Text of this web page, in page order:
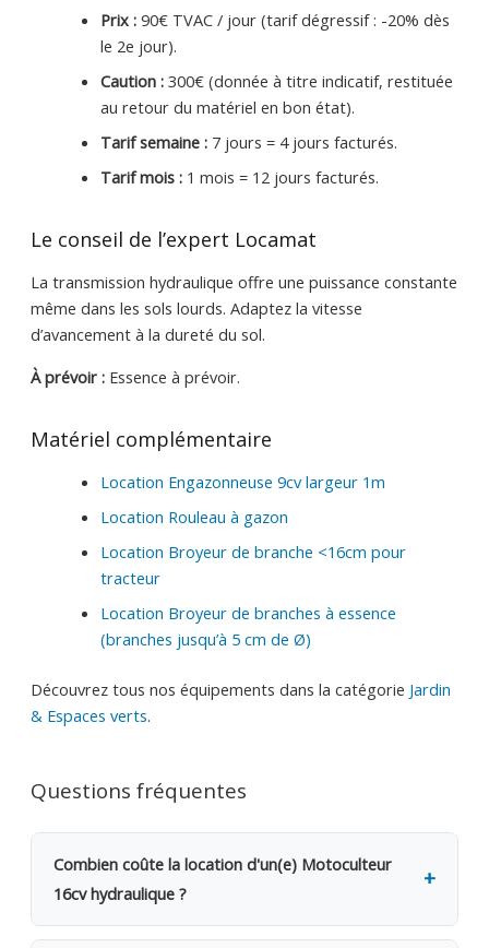
Prix :90€ TVAC / jour (tarif dégressif : -20% dès
le 2e jour).
Caution :300€ (donnée à titre indicatif, restituée
au retour du matériel en bon état).
Tarif semaine :7 jours = 4 jours facturés.
Tarif mois :1 mois = 12 jours facturés.
Le conseil de l’expert Locamat
La transmission hydraulique offre une puissance constante
même dans les sols lourds. Adaptez la vitesse
d’avancement à la dureté du sol.
À prévoir :Essence à prévoir.
Matériel complémentaire
Location Engazonneuse 9cv largeur 1m
Location Rouleau à gazon
Location Broyeur de branche <16cm pour
tracteur
Location Broyeur de branches à essence
(branches jusqu’à 5 cm de Ø)
Découvrez tous nos équipements dans la catégorie Jardin
& Espaces verts.
Questions fréquentes
Combien coûte la location d'un(e) Motoculteur
16cv hydraulique ?
La location d'un(e) Motoculteur 16cv hydraulique